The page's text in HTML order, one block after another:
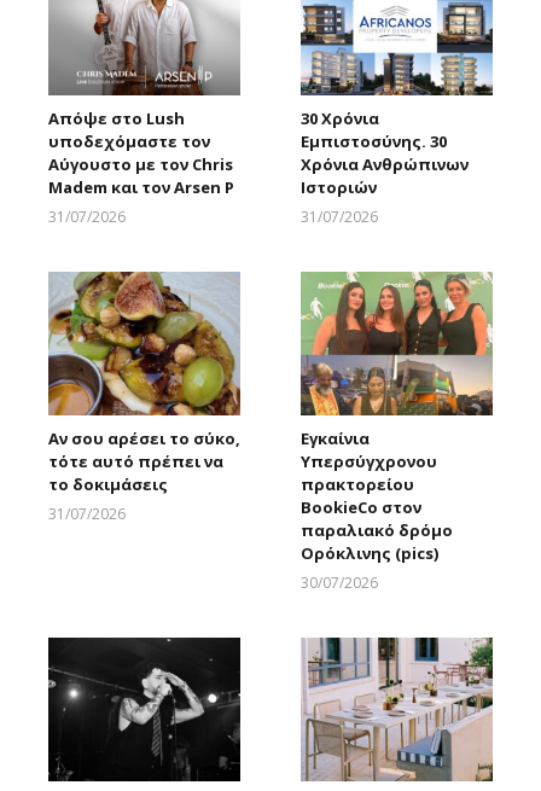
Απόψε στο Lush
υποδεχόμαστε τον
Αύγουστο με τον Chris
Madem και τον Arsen P
31/07/2026
30 Χρόνια
Εμπιστοσύνης. 30
Χρόνια Ανθρώπινων
Ιστοριών
31/07/2026
Αν σου αρέσει το σύκο,
τότε αυτό πρέπει να
το δοκιμάσεις
31/07/2026
Εγκαίνια
Υπερσύγχρονου
πρακτορείου
BookieCo στον
παραλιακό δρόμο
Ορόκλινης (pics)
30/07/2026